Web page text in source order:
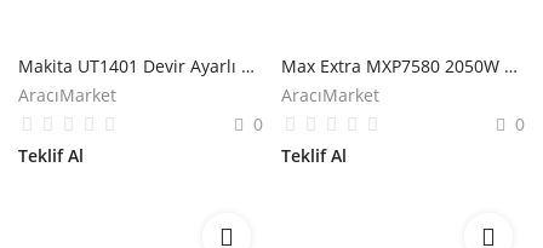
Makita UT1401 Devir Ayarlı Boya ve Harç Karıştırıcı Mikser
AracıMarket
0
Teklif Al
Max Extra MXP7580 2050W 220V Çift Mekanik Boya Harç Mikseri
AracıMarket
0
Teklif Al